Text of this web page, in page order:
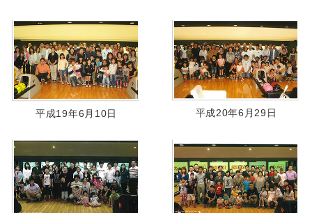
平成19年6月10日 平成20年6月29日